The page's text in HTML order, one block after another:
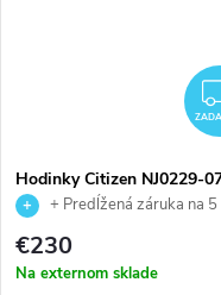
Hodinky Citizen NJ0229-
+ Predĺžená záruka na 5
rokov. Až 100 dní na vrátenie
tovaru. Autorizovaný predajca.
€230
Na externom sklade